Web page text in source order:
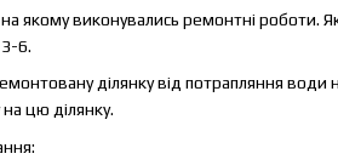
якому виконувались ремонтні роботи.
6.
ділянку від потрапляння
цю ділянку.